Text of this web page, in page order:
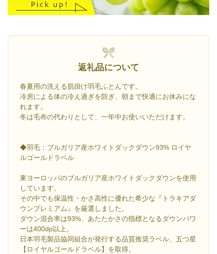
返礼品について
春夏用の洗える肌掛け羽毛ふとんです。
冷房による体の冷え過ぎを防ぎ、朝まで快適にお休みにな
れます。
冬は毛布の代わりとして、一年中お使いいただけます。
◆羽毛：ブルガリア産ホワイトダックダウン93% ロイヤ
ルゴールドラベル
東ヨーロッパのブルガリア産ホワイトダックダウンを使用
しています。
その中でも保温性・かさ高性に優れた希少な『トラキアダ
ウンプレミアム』を厳選しました。
ダウン混合率は93%、あたたかさの指標となるダウンパワ
ーは400dp以上。
日本羽毛製品協同組合が発行する品質推奨ラベル、五つ星
【ロイヤルゴールドラベル】を取得。